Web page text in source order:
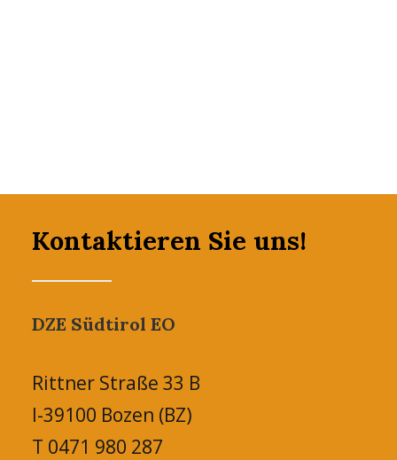
Kontaktieren Sie uns!
DZE Südtirol EO
Rittner Straße 33 B
I-39100 Bozen (BZ)
T 0471 980 287